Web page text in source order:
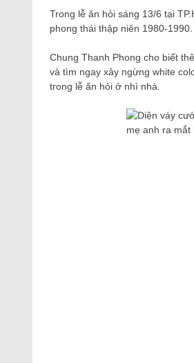
Trong lễ ăn hỏi sáng 13/6 tại
phong thái thập niên 1980-
Chung Thanh Phong cho biết
và tìm ngay xây ngừng white
trong lễ ăn hỏi ở nhì nhà.